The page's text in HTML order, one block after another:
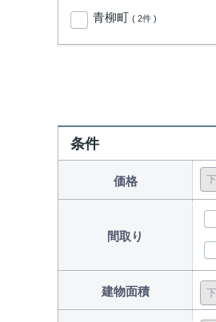
青柳町 ( 2件 )
条件
価格
間取り
建物面積